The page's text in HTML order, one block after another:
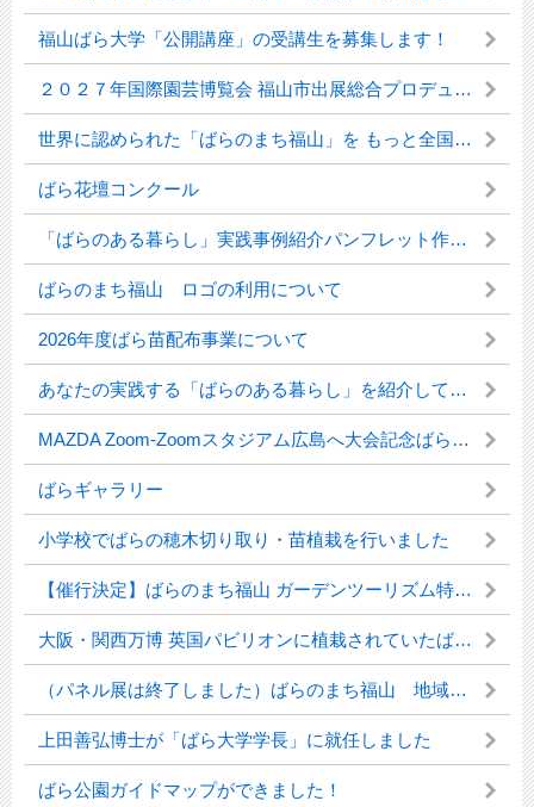
福山ばら大学「公開講座」の受講生を募集します！
２０２７年国際園芸博覧会 福山市出展総合プロデュース・広報業務に係るプロポーザルの実施について
世界に認められた「ばらのまち福山」を もっと全国に知ってもらおう！
ばら花壇コンクール
「ばらのある暮らし」実践事例紹介パンフレット作成業務に係るプロポーザルの実施について
ばらのまち福山 ロゴの利用について
2026年度ばら苗配布事業について
あなたの実践する「ばらのある暮らし」を紹介してください！
MAZDA Zoom-Zoomスタジアム広島へ大会記念ばらを植樹しました
ばらギャラリー
小学校でばらの穂木切り取り・苗植栽を行いました
【催行決定】ばらのまち福山 ガーデンツーリズム特別企画 「つくって、味わって、育ててみよう 薔薇と和菓子の手づくり体験会」参加者募集
大阪・関西万博 英国パビリオンに植栽されていたばらを寄贈いただきました
（パネル展は終了しました）ばらのまち福山 地域ばら花壇の紹介パネル展＆登録募集を行います！
上田善弘博士が「ばら大学学長」に就任しました
ばら公園ガイドマップができました！